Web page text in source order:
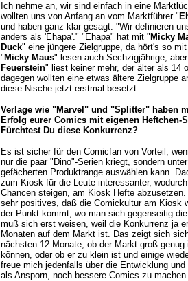
Ich nehme an, wir sind einfach in eine
wollten uns von Anfang an vom Marktführer "
und haben ganz klar gesagt: "Wir definieren
anders als 'Ehapa'." "Ehapa" hat mit " Micky
Duck" eine jüngere Zielgruppe, da hört's so
" Micky Maus" lesen auch Sechzigjährige,
Feuerstein" liest keiner mehr, der älter als 14
dagegen wollten eine etwas ältere Zielgruppe
diese Nische jetzt erstmal besetzt.
Verlage wie "Marvel" und "Splitter" haben
Erfolg eurer Comics mit eigenen Heftchen-
Fürchtest Du diese Konkurrenz?
Es ist sicher für den Comicfan von Vorteil,
nur die paar "Dino"-Serien kriegt, sondern
gefächerten Produktrange auswählen kann.
zum Kiosk für die Leute interessanter,
Chancen steigen, am Kiosk Hefte
sehr positives, daß die Comickultur am Kiosk
der Punkt kommt, wo man sich gegenseitig
muß sich erst weisen, weil die Konkurrenz ja
Monaten auf dem Markt ist. Das zeigt sich
nächsten 12 Monate, ob der Markt groß
können, oder ob er zu klein ist und einige
freue mich jedenfalls über die Entwicklung
als Ansporn, noch bessere Comics zu machen.